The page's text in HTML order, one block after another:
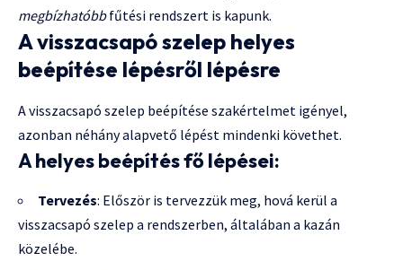
megbízhatóbbfűtési rendszert is kapunk.
A visszacsapó szelep helyes
beépítése lépésről lépésre
A visszacsapó szelep beépítése szakértelmet igényel,
azonban néhány alapvető lépést mindenki követhet.
A helyes beépítés fő lépései:
Tervezés: Először is tervezzük meg, hová kerül a
visszacsapó szelep a rendszerben, általában a kazán
közelébe.